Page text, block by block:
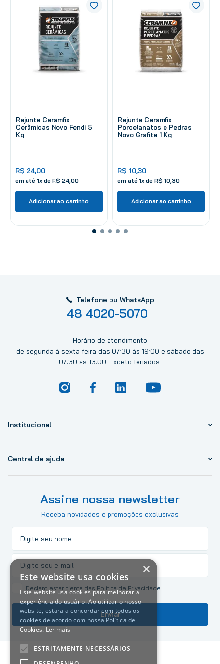
Rejunte Ceramfix
Cerâmicas Novo Fendi 5
Kg
R$ 24,00
em até 1x de R$ 24,00
Adicionar ao carrinho
Rejunte Ceramfix
Porcelanatos e Pedras
Novo Grafite 1 Kg
R$ 10,30
em até 1x de R$ 10,30
Adicionar ao carrinho
Telefone ou WhatsApp
48 4020-5070
Horário de atendimento
de segunda à sexta-feira das 07:30 às 19:00 e sábado das
07:30 às 13:00. Exceto feriados.
Institucional
Central de ajuda
Assine nossa newsletter
Receba novidades e promoções exclusivas
Declaro estar ciente das Política de Privacidade
Enviar
×
Este website usa cookies
Este website usa cookies para melhorar a
experiência do usuário. Ao utilizar o nosso
website, estará a concordar com todos os
cookies de acordo com nossa Política de
Cookies. Ler mais
ESTRITAMENTE NECESSÁRIOS